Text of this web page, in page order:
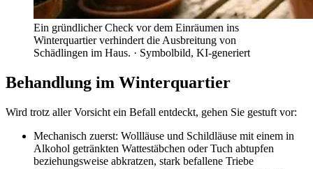
Ein gründlicher Check vor dem Einräumen ins
Winterquartier verhindert die Ausbreitung von
Schädlingen im Haus. · Symbolbild, KI-generiert
Behandlung im Winterquartier
Wird trotz aller Vorsicht ein Befall entdeckt, gehen Sie gestuft vor:
Mechanisch zuerst: Wollläuse und Schildläuse mit einem in
Alkohol getränkten Wattestäbchen oder Tuch abtupfen
beziehungsweise abkratzen, stark befallene Triebe